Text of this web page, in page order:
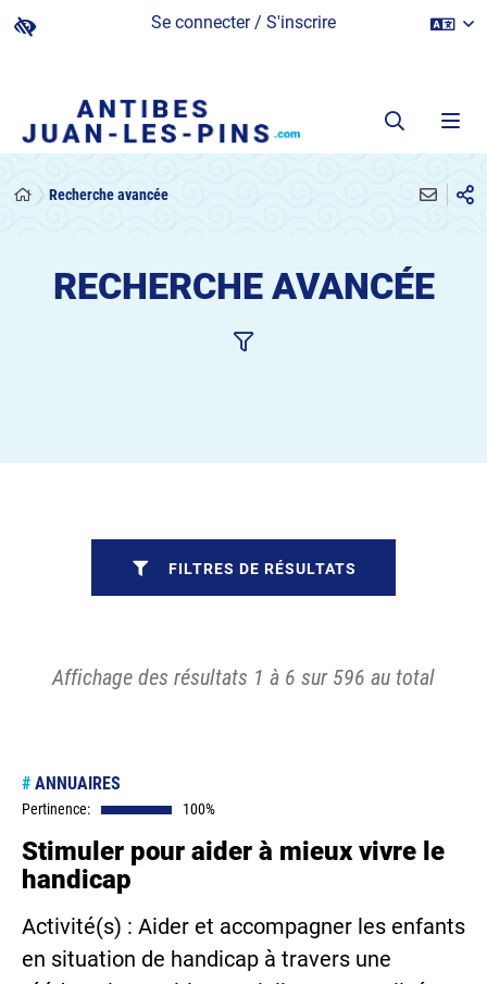
Se connecter / S'inscrire
Recherche avancée
RECHERCHE AVANCÉE
Affichage des résultats 1 à 6 sur 596 au total
# ANNUAIRES
Pertinence: 100%
Stimuler pour aider à mieux vivre le
handicap
Activité(s) : Aider et accompagner les enfants
en situation de handicap à travers une
FILTRES DE RÉSULTATS